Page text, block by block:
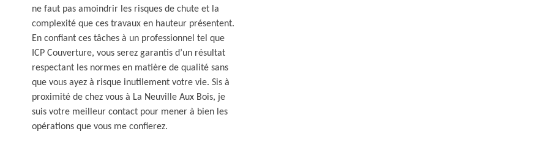
ne faut pas amoindrir les risques de chute et la
complexité que ces travaux en hauteur présentent.
En confiant ces tâches à un professionnel tel que
ICP Couverture, vous serez garantis d’un résultat
respectant les normes en matière de qualité sans
que vous ayez à risque inutilement votre vie. Sis à
proximité de chez vous à La Neuville Aux Bois, je
suis votre meilleur contact pour mener à bien les
opérations que vous me confierez.